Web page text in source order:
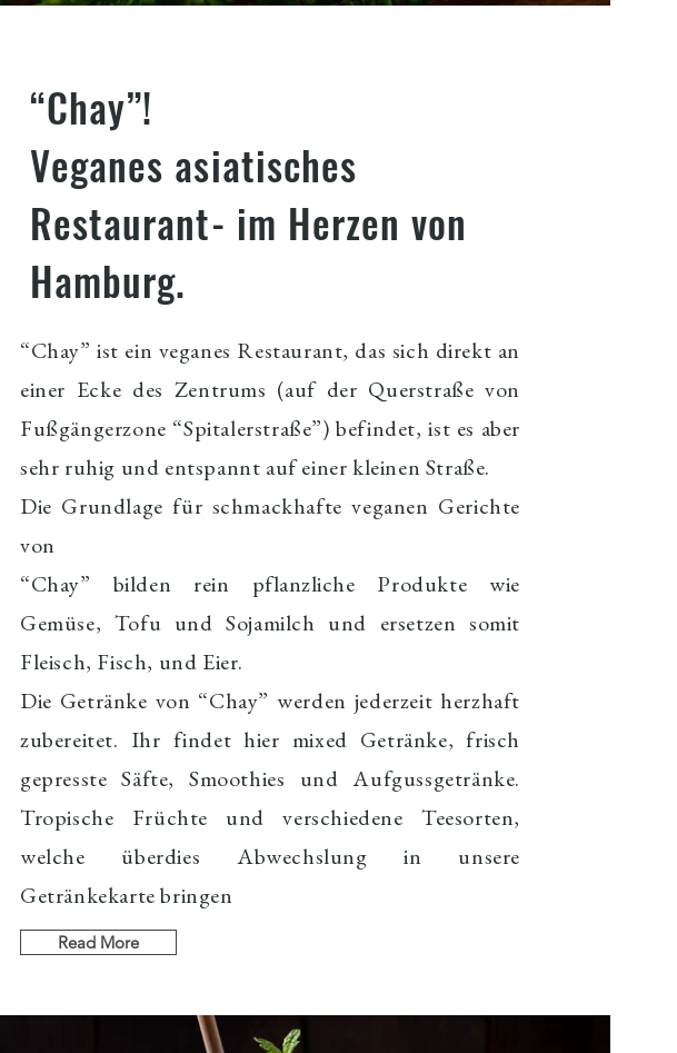
“Chay”!
Veganes asiatisches
Restaurant- im Herzen von
Hamburg.
“Chay” ist ein veganes Restaurant, das sich direkt an
einer Ecke des Zentrums (auf der Querstraße von
Fußgängerzone “Spitalerstraße”) befindet, ist es aber
sehr ruhig und entspannt auf einer kleinen Straße.
Die Grundlage für schmackhafte veganen Gerichte
von
“Chay” bilden rein pflanzliche Produkte wie
Gemüse, Tofu und Sojamilch und ersetzen somit
Fleisch, Fisch, und Eier.
Die Getränke von “Chay” werden jederzeit herzhaft
zubereitet. Ihr findet hier mixed Getränke, frisch
gepresste Säfte, Smoothies und Aufgussgetränke.
Tropische Früchte und verschiedene Teesorten,
welche überdies Abwechslung in unsere
Getränkekarte bringen
Read More